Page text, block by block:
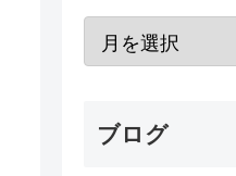
ブログ